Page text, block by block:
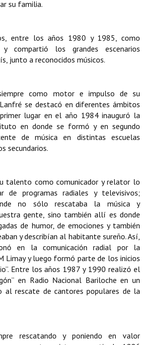
Registro
Huellas - Registro
- Registro
- Registro
- Registro
- Registro
intercultural
ORGÁNICA
su familia.
entre los años 1980 y 1985, como
y compartió los grandes escenarios
junto a reconocidos músicos.
como motor e impulso de su
se destacó en diferentes ámbitos
lugar en el año 1984 inauguró la
en donde se formó y en segundo
de música en distintas escuelas
secundarios.
talento como comunicador y relator lo
de programas radiales y televisivos;
no sólo rescataba la música y
gente, sino también allí es donde
de humor, de emociones y también
y describían al habitante sureño. Así,
en la comunicación radial por la
Limay y luego formó parte de los inicios
Entre los años 1987 y 1990 realizó el
en Radio Nacional Bariloche en un
al rescate de cantores populares de la
rescatando y poniendo en valor